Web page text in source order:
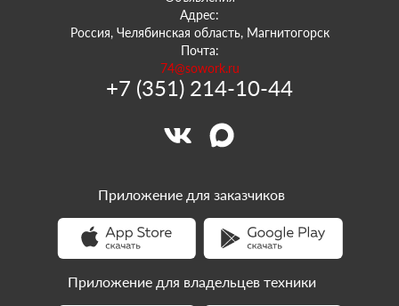
Адрес:
Россия, Челябинская область, Магнитогорск
Почта:
74@sowork.ru
+7 (351) 214-10-44
Приложение для заказчиков
Приложение для владельцев техники